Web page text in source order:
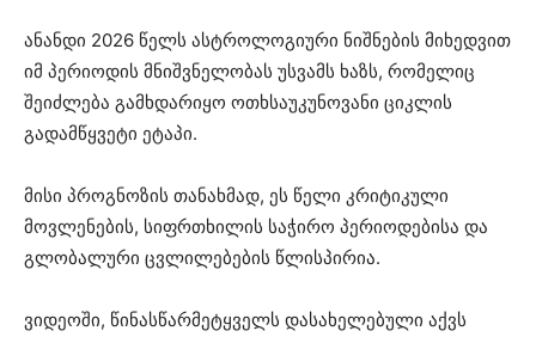
ანანდი 2026 წელს ასტროლოგიური ნიშნების მიხედვით
იმ პერიოდის მნიშვნელობას უსვამს ხაზს, რომელიც
შეიძლება გამხდარიყო ოთხსაუკუნოვანი ციკლის
გადამწყვეტი ეტაპი.
მისი პროგნოზის თანახმად, ეს წელი კრიტიკული
მოვლენების, სიფრთხილის საჭირო პერიოდებისა და
გლობალური ცვლილებების წლისპირია.
ვიდეოში, წინასწარმეტყველს დასახელებული აქვს